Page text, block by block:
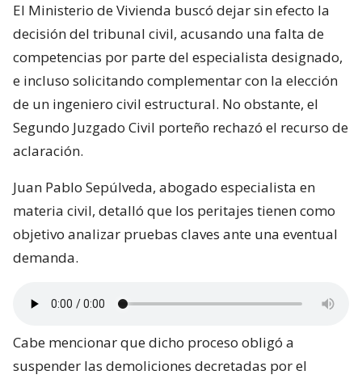
El Ministerio de Vivienda buscó dejar sin efecto la
decisión del tribunal civil, acusando una falta de
competencias por parte del especialista designado,
e incluso solicitando complementar con la elección
de un ingeniero civil estructural. No obstante, el
Segundo Juzgado Civil porteño rechazó el recurso de
aclaración.
Juan Pablo Sepúlveda, abogado especialista en
materia civil, detalló que los peritajes tienen como
objetivo analizar pruebas claves ante una eventual
demanda.
Cabe mencionar que dicho proceso obligó a
suspender las demoliciones decretadas por el